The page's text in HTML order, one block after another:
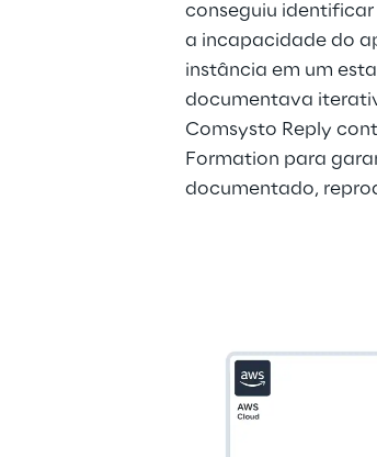
conseguiu
a incapacidade do
instância em um
documentava
Comsysto Reply
Formation para
documentado,